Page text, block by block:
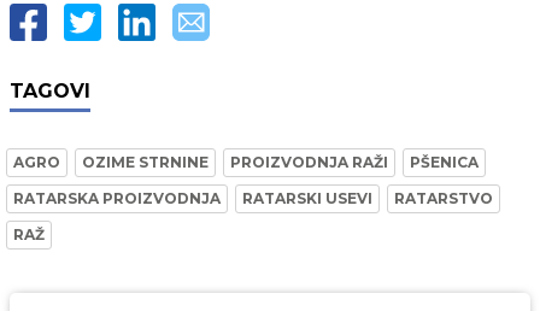
TAGOVI
AGRO OZIME STRNINE PROIZVODNJA RAŽI
PŠENICA
RATARSKA PROIZVODNJA
RATARSKI USEVI
RATARSTVO
RAŽ